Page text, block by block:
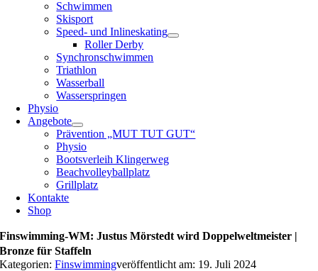
Schwimmen
Skisport
Speed- und Inlineskating
Roller Derby
Synchronschwimmen
Triathlon
Wasserball
Wasserspringen
Physio
Angebote
Prävention „MUT TUT GUT“
Physio
Bootsverleih Klingerweg
Beachvolleyballplatz
Grillplatz
Kontakte
Shop
Finswimming-WM: Justus Mörstedt wird Doppelweltmeister |
Bronze für Staffeln
Kategorien:Finswimmingveröffentlicht am: 19. Juli 2024